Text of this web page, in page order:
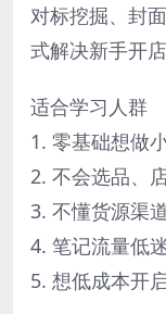
对标挖掘、封
式解决新手开
适合学习人群
1. 零基础想做
2. 不会选品、
3. 不懂货源渠
4. 笔记流量低
5. 想低成本开